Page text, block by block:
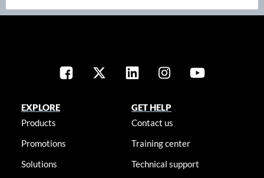
EXPLORE
Products
Promotions
Solutions
GET HELP
Contact us
Training center
Technical support